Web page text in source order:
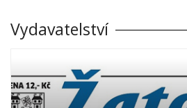
Vydavatelství